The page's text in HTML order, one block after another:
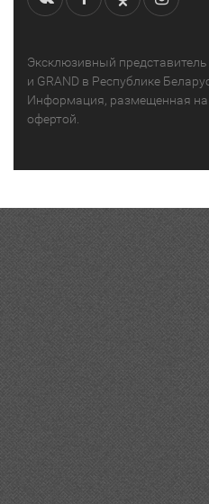
Эксклюзивный
и GRAND в Республике
Информация, размещенная на
офертой.